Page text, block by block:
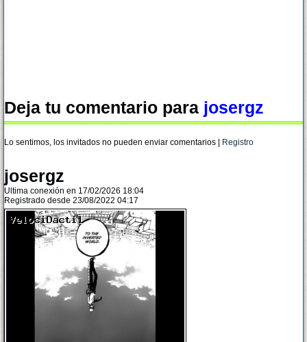
Deja tu comentario para josergz
Lo sentimos, los invitados no pueden enviar comentarios | Registro
josergz
Ultima conexión en 17/02/2026 18:04
Registrado desde 23/08/2022 04:17